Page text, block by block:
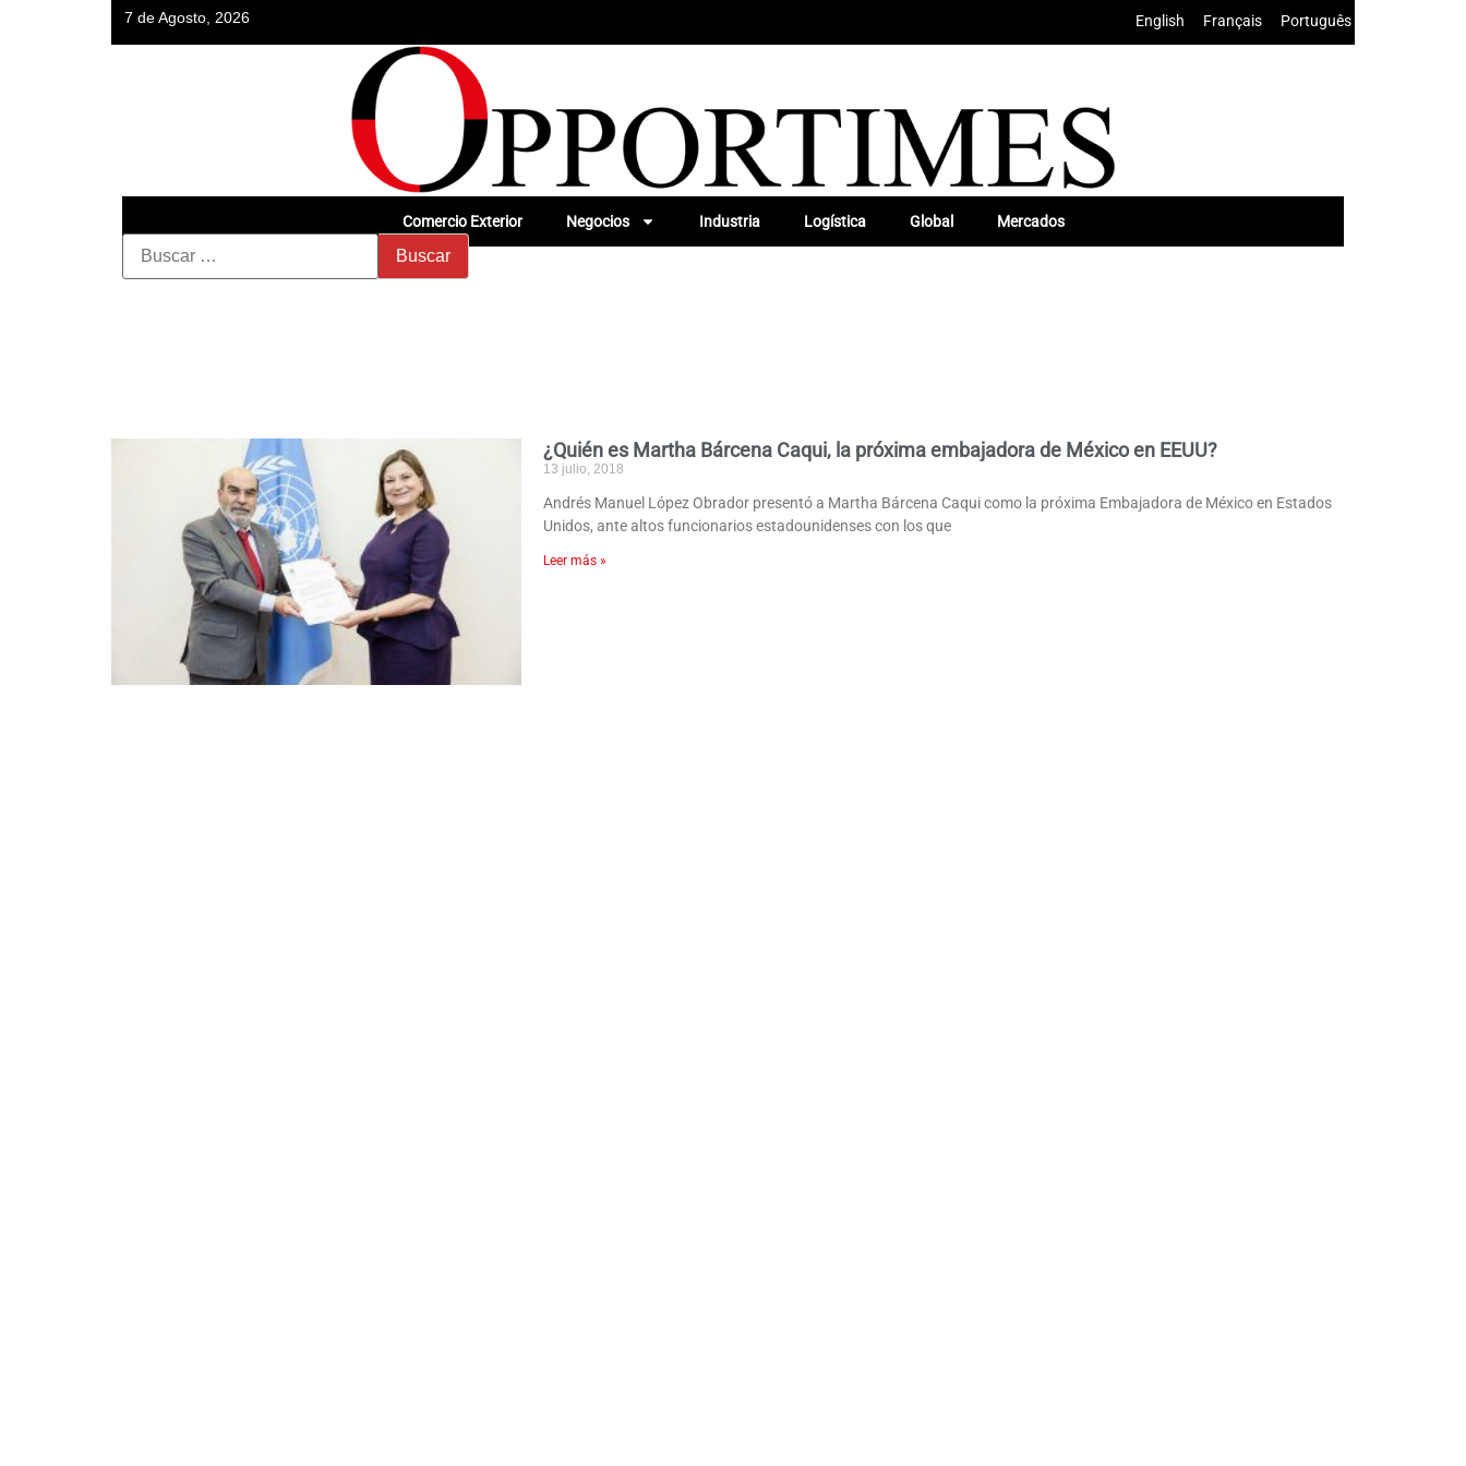
7 de Agosto, 2026 English Français Português
Comercio Exterior Negocios Industria Logística Global Mercados
¿Quién es Martha Bárcena Caqui, la próxima embajadora de México en EEUU?
13 julio, 2018
Andrés Manuel López Obrador presentó a Martha Bárcena Caqui como la próxima Embajadora de México en Estados
Unidos, ante altos funcionarios estadounidenses con los que
Leer más »